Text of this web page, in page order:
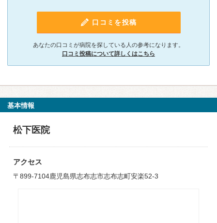
口コミを投稿
あなたの口コミが病院を探している人の参考になります。
口コミ投稿について詳しくはこちら
基本情報
松下医院
アクセス
〒899-7104鹿児島県志布志市志布志町安楽52-3